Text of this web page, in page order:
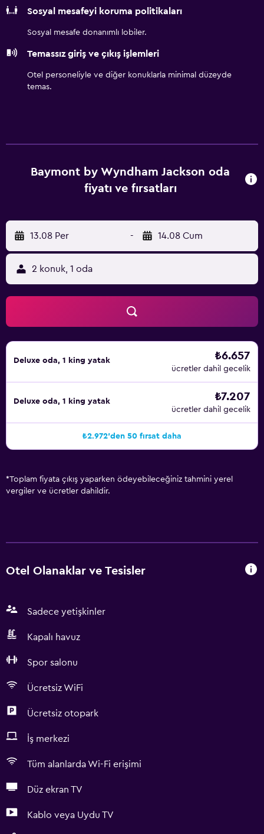
Sosyal mesafeyi koruma politikaları
Sosyal mesafe donanımlı lobiler.
Temassız giriş ve çıkış işlemleri
Otel personeliyle ve diğer konuklarla minimal düzeyde
temas.
Baymont by Wyndham Jackson oda
fiyatı ve fırsatları
13.08 Per - 14.08 Cum
2 konuk, 1 oda
Deluxe oda, 1 king yatak ₺6.657
ücretler dahil gecelik
Deluxe oda, 1 king yatak ₺7.207
ücretler dahil gecelik
₺2.972'den 50 fırsat daha
*Toplam fiyata çıkış yaparken ödeyebileceğiniz tahmini yerel
vergiler ve ücretler dahildir.
Otel Olanaklar ve Tesisler
Sadece yetişkinler
Kapalı havuz
Spor salonu
Ücretsiz WiFi
Ücretsiz otopark
İş merkezi
Tüm alanlarda Wi-Fi erişimi
Düz ekran TV
Kablo veya Uydu TV